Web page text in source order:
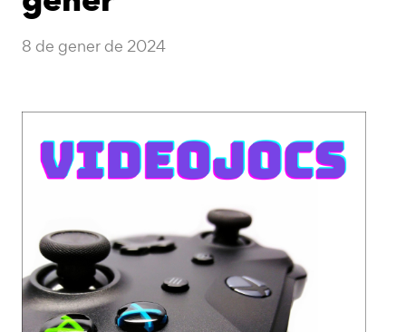
8 de gener de 2024